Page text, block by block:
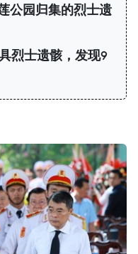
公园归集的烈士遗
烈士遗骸，发现9